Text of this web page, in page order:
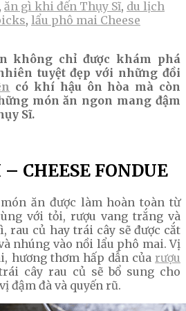
, ăn gì khi đến Thụy Sĩ, du lịch
, lẩu phô mai Cheese
không chỉ được khám phá
tuyệt đẹp với những đồi
có khí hậu ôn hòa mà còn
món ăn ngon mang đậm
Sĩ.
CHEESE FONDUE
ăn được làm hoàn toàn từ
với tỏi, rượu vang trắng và
rau củ hay trái cây sẽ được cắt
nhúng vào nồi lẩu phô mai. Vị
hương thơm hấp dẫn của rượu
cây rau củ sẽ bổ sung cho
đậm đà và quyến rũ.